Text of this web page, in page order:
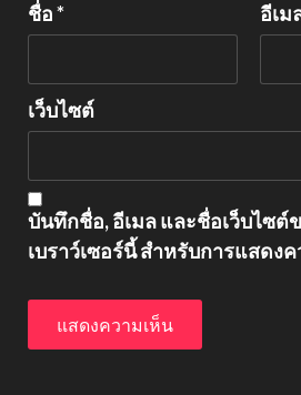
ชื่อ* อีเม
เว็บไซต์
บันทึกชื่อ, อีเมล และชื่อเว็บไซต์
เบราว์เซอร์นี้ สำหรับการแสดง